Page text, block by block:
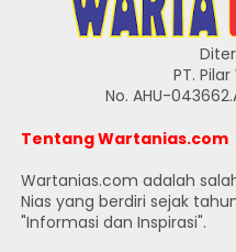
PT.
No. AHU-
Tentang Wartanias.com
Wartanias.com adalah
Nias yang berdiri sejak
"Informasi dan Inspirasi".